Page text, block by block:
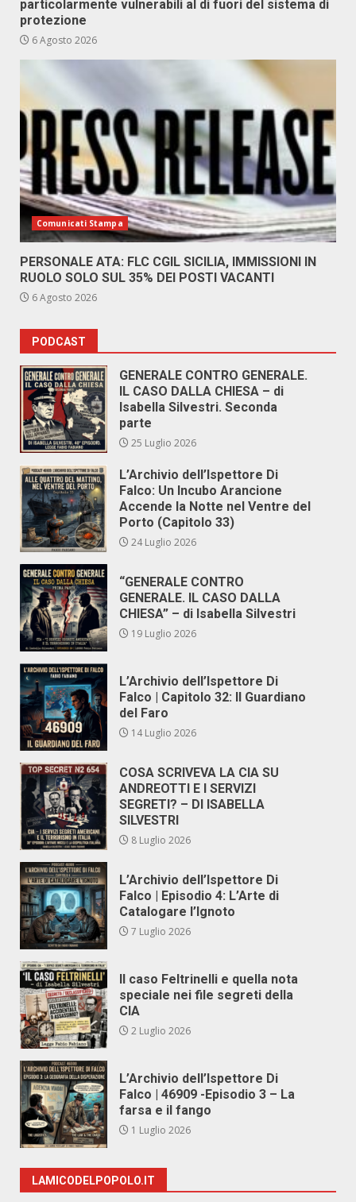
particolarmente vulnerabili al di fuori del sistema di
protezione
6 Agosto 2026
Comunicati Stampa
PERSONALE ATA: FLC CGIL SICILIA, IMMISSIONI IN
RUOLO SOLO SUL 35% DEI POSTI VACANTI
6 Agosto 2026
PODCAST
GENERALE CONTRO GENERALE.
IL CASO DALLA CHIESA – di
Isabella Silvestri. Seconda
parte
25 Luglio 2026
L’Archivio dell’Ispettore Di
Falco: Un Incubo Arancione
Accende la Notte nel Ventre del
Porto (Capitolo 33)
24 Luglio 2026
“GENERALE CONTRO
GENERALE. IL CASO DALLA
CHIESA” – di Isabella Silvestri
19 Luglio 2026
L’Archivio dell’Ispettore Di
Falco | Capitolo 32: Il Guardiano
del Faro
14 Luglio 2026
COSA SCRIVEVA LA CIA SU
ANDREOTTI E I SERVIZI
SEGRETI? – DI ISABELLA
SILVESTRI
8 Luglio 2026
L’Archivio dell’Ispettore Di
Falco | Episodio 4: L’Arte di
Catalogare l’Ignoto
7 Luglio 2026
Il caso Feltrinelli e quella nota
speciale nei file segreti della
CIA
2 Luglio 2026
L’Archivio dell’Ispettore Di
Falco | 46909 -Episodio 3 – La
farsa e il fango
1 Luglio 2026
LAMICODELPOPOLO.IT